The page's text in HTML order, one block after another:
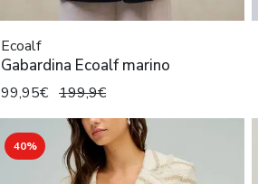
Ecoalf
Gabardina Ecoalf marino
99,95€ 199,9€
40%